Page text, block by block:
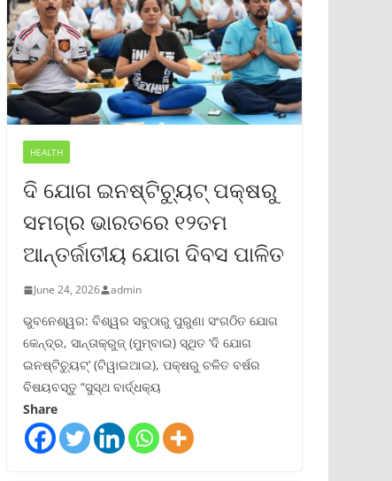
HEALTH
ଦି ଯୋଗ ଇନଷ୍ଟିଚ୍ୟୁଟ୍ ପକ୍ଷରୁ
ସମଗ୍ର ଭାରତରେ ୧୨ତମ
ଆନ୍ତର୍ଜାତୀୟ ଯୋଗ ଦିବସ ପାଳିତ
June 24, 2026 admin
ଭୁବନେଶ୍ୱର: ବିଶ୍ୱର ସବୁଠାରୁ ପୁରୁଣା ସଂଗଠିତ ଯୋଗ
କେନ୍ଦ୍ର, ସାନ୍ତାକ୍ରୁଜ୍ (ମୁମ୍ବାଇ) ସ୍ଥିତ ‘ଦି ଯୋଗ
ଇନଷ୍ଟିଚ୍ୟୁଟ୍‌’ (ଟିୱାଇଆଇ), ପକ୍ଷରୁ ଚଳିତ ବର୍ଷର
ବିଷୟବସ୍ତୁ “ସୁସ୍ଥ ବାର୍ଦ୍ଧକ୍ୟ
Share